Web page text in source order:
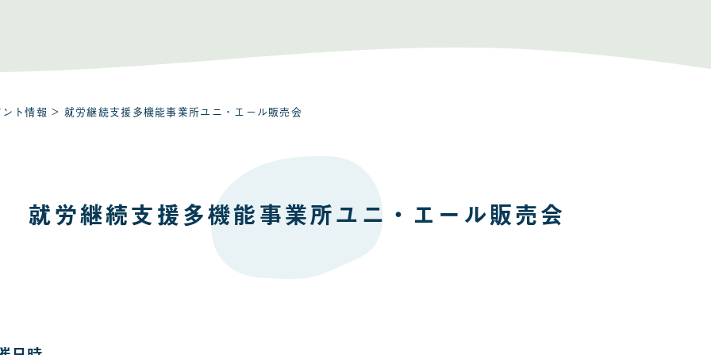
ト情報 > 就労継続支援多機能事業所ユニ・エール販売会
就労継続支援多機能事業所ユニ・エール販売会